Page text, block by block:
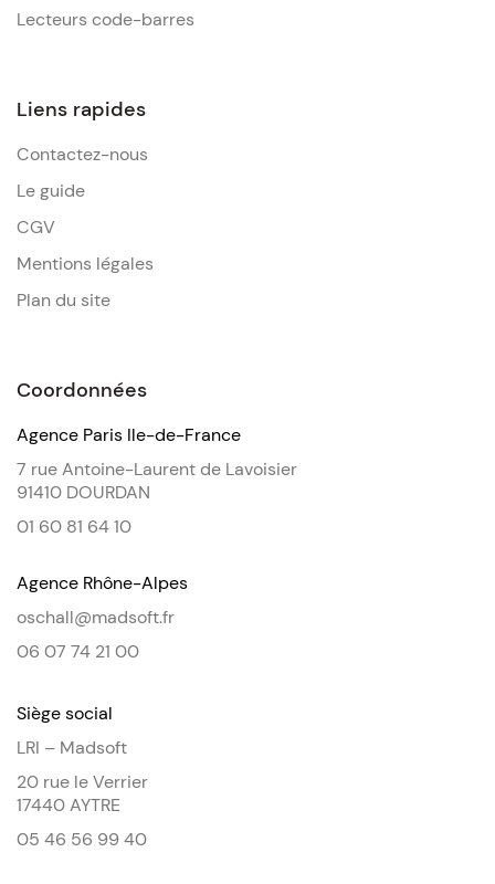
Lecteurs code-barres
Liens rapides
Contactez-nous
Le guide
CGV
Mentions légales
Plan du site
Coordonnées
Agence Paris Ile-de-France
7 rue Antoine-Laurent de Lavoisier
91410 DOURDAN
01 60 81 64 10
Agence Rhône-Alpes
oschall@madsoft.fr
06 07 74 21 00
Siège social
LRI – Madsoft
20 rue le Verrier
17440 AYTRE
05 46 56 99 40